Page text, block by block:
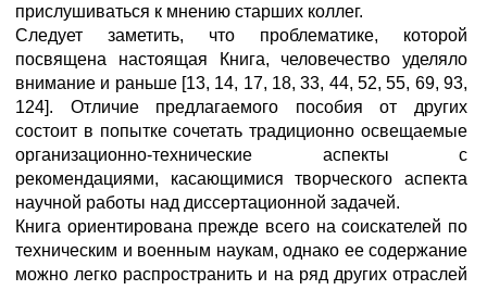
прислушиваться к мнению старших коллег.
Следует заметить, что проблематике, которой
посвящена настоящая Книга, человечество уделяло
внимание и раньше [13, 14, 17, 18, 33, 44, 52, 55, 69, 93,
124]. Отличие предлагаемого пособия от других
состоит в попытке сочетать традиционно освещаемые
организационно-технические аспекты с
рекомендациями, касающимися творческого аспекта
научной работы над диссертационной задачей.
Книга ориентирована прежде всего на соискателей по
техническим и военным наукам, однако ее содержание
можно легко распространить и на ряд других отраслей